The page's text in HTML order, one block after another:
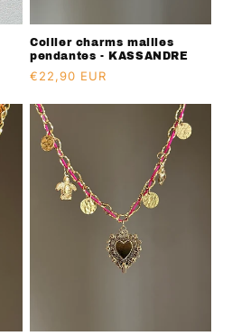
Collier charms mailles
pendantes - KASSANDRE
Prix
€22,90 EUR